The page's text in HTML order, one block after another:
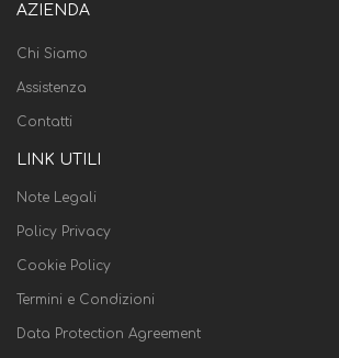
AZIENDA
Chi Siamo
Assistenza
Contatti
LINK UTILI
Note Legali
Policy Privacy
Cookie Policy
Termini e Condizioni
Data Protection Agreement